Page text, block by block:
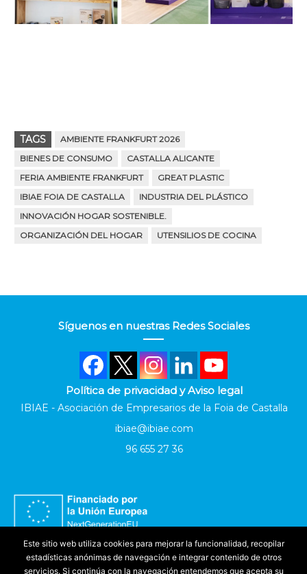
TAGS
AMBIENTE FRANKFURT 2026
BIENES DE CONSUMO
CASTALLA ALICANTE
FERIA AMBIENTE FRANKFURT
GREAT PLASTIC
IBIAE FOIA DE CASTALLA
INDUSTRIA DEL PLÁSTICO
INNOVACIÓN HOGAR SOSTENIBLE.
ORGANIZACIÓN DEL HOGAR
UTENSILIOS DE COCINA
Síguenos en nuestras Redes Sociales
Política de privacidad y Aviso legal
IBIAE - Asociación de Empresarios de la Foia de Castalla
ibiae@ibiae.com
96 655 27 36
Este sitio web utiliza cookies para mejorar la funcionalidad, recopilar
estadísticas anónimas de navegación e integrar contenido de otros
servicios. Si continúa con la navegación entendemos que acepta su